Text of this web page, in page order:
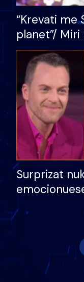
“Krevati me
planet”/
bukura në
mungojë
Surprizat
nuk i mban